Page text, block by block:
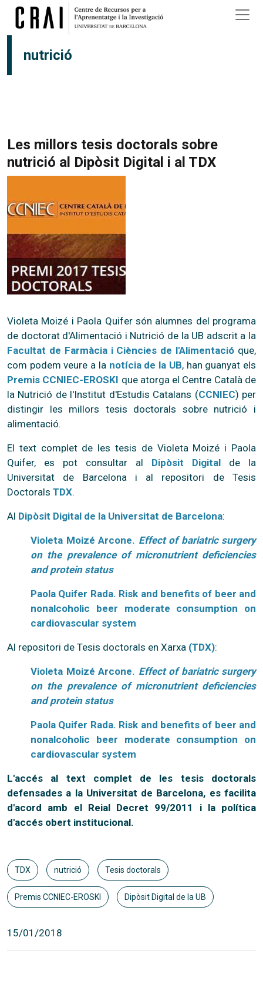
Vés al contingut
nutrició
Les millors tesis doctorals sobre
nutrició al Dipòsit Digital i al TDX
Violeta Moizé i Paola Quifer són alumnes del programa
de doctorat d'Alimentació i Nutrició de la UB adscrit a la
Facultat de Farmàcia i Ciències de l'Alimentació que,
com podem veure a la notícia de la UB, han guanyat els
Premis CCNIEC-EROSKI que atorga el Centre Català de
la Nutrició de l'Institut d'Estudis Catalans (CCNIEC) per
distingir les millors tesis doctorals sobre nutrició i
alimentació.
El text complet de les tesis de Violeta Moizé i Paola
Quifer, es pot consultar al
Dipòsit Digital
de la
Universitat de Barcelona i al repositori de Tesis
Doctorals TDX.
Al Dipòsit Digital de la Universitat de Barcelona:
Violeta Moizé Arcone. Effect of bariatric surgery
on the prevalence of micronutrient deficiencies
and protein status
Paola Quifer Rada. Risk and benefits of beer and
nonalcoholic beer moderate consumption on
cardiovascular system
Al repositori de Tesis doctorals en Xarxa (TDX):
Violeta Moizé Arcone. Effect of bariatric surgery
on the prevalence of micronutrient deficiencies
and protein status
Paola Quifer Rada. Risk and benefits of beer and
nonalcoholic beer moderate consumption on
cardiovascular system
L'accés al text complet de les tesis doctorals
defensades a la Universitat de Barcelona, es facilita
d'acord amb el Reial Decret 99/2011 i la política
d'accés obert institucional.
TDX nutrició Tesis doctorals
Premis CCNIEC-EROSKI Dipòsit Digital de la UB
15/01/2018